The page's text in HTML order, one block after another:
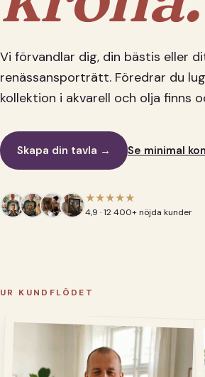
Vi förvandlar dig, din bästis eller
renässansporträtt. Föredrar du
kollektion i akvarell och olja finns
Skapa din tavla → Se minimal
★★★★★
4,9 · 12 400+ nöjda kunder
UR KUNDFLÖDET